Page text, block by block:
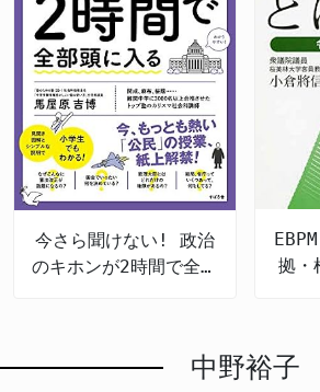
今さら聞けない! 政治
のキホンが2時間で全部
拠・
中野裕子